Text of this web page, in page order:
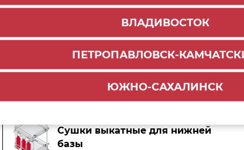
ВЛАДИВОСТОК
ПЕТРОПАВЛОВСК-
ЮЖНО-САХАЛИНСК
Лотки для столовых приборов
Рейлинговая система
Сушки выкатные для нижней
базы